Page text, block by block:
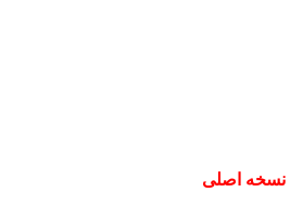
نسخه اصلی